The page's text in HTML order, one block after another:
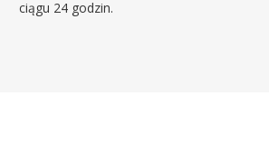
ciągu 24 godzin.